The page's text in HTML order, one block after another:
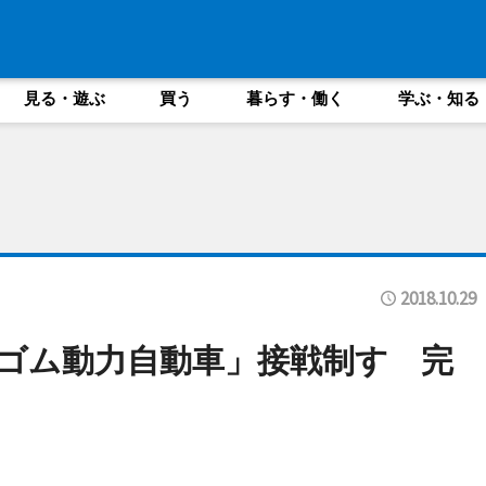
見る・遊ぶ 買う 暮らす・働く 学ぶ・知る
2018.10.29
ム動力自動車」接戦制す 完